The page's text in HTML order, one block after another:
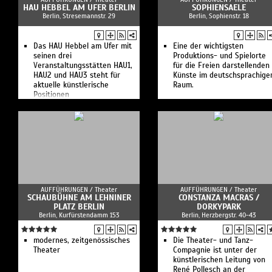
HAU HEBBEL AM UFER BERLIN
Berlin, Stresemannstr. 29
Das HAU Hebbel am Ufer mit
seinen drei
Veranstaltungsstätten HAU1,
HAU2 und HAU3 steht für
aktuelle künstlerische
Positionen
SOPHIENSAELE
Berlin, Sophienstr. 18
Eine der wichtigsten
Produktions- und Spielorte
für die Freien darstellenden
Künste im
Raum.
AUFFÜHRUNGEN / Theater
SCHAUBÜHNE AM LEHNINER
PLATZ BERLIN
Berlin, Kurfürstendamm 153
modernes, zeitgenössisches
Theater
AUFFÜHRUNGEN / Theater
CONSTANZA MACRAS /
DORKYPARK
Berlin, Herzbergstr. 40-43
Die Theater- und Tanz-
Compagnie ist unter der
künstlerischen Leitung von
René Pollesch an der